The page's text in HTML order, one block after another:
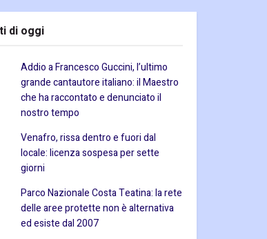
di oggi
Addio a Francesco Guccini, l’ultimo
grande cantautore italiano: il Maestro
che ha raccontato e denunciato il
nostro tempo
Venafro, rissa dentro e fuori dal
locale: licenza sospesa per sette
giorni
Parco Nazionale Costa Teatina: la rete
delle aree protette non è alternativa
ed esiste dal 2007